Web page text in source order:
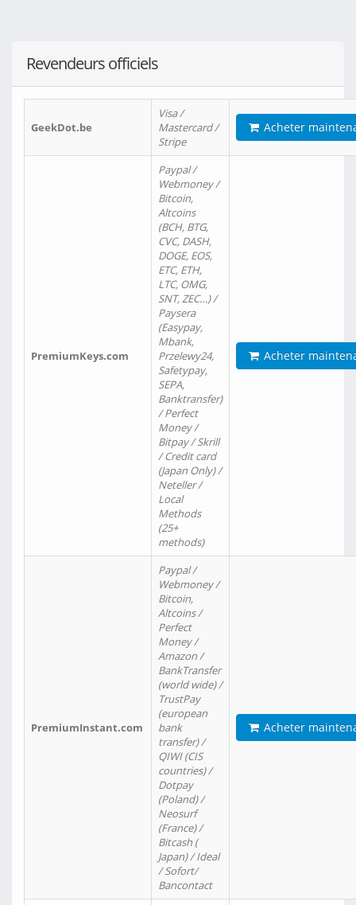
Revendeurs officiels
GeekDot.be
Visa /
Mastercard /
Stripe
Acheter
PremiumKeys.com
Paypal /
Webmoney /
Bitcoin,
Altcoins
(BCH, BTG,
CVC, DASH,
DOGE, EOS,
ETC, ETH,
LTC, OMG,
SNT, ZEC…) /
Paysera
(Easypay,
Mbank,
Przelewy24,
Safetypay,
SEPA,
Banktransfer)
/ Perfect
Money /
Bitpay / Skrill
/ Credit card
(Japan Only) /
Neteller /
Local
Methods
(25+
methods)
Acheter
PremiumInstant.com
Paypal /
Webmoney /
Bitcoin,
Altcoins /
Perfect
Money /
Amazon /
BankTransfer
(world wide) /
TrustPay
(european
bank
transfer) /
QIWI (CIS
countries) /
Dotpay
(Poland) /
Neosurf
(France) /
Bitcash (
Japan) / Ideal
/ Sofort/
Bancontact
Acheter